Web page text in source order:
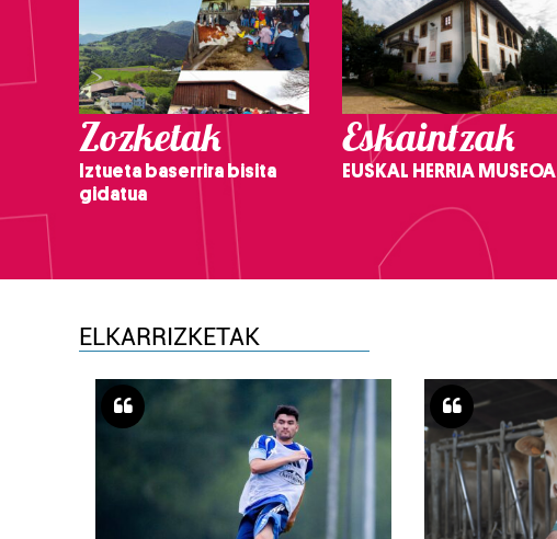
Zozketak
Iztueta baserrira bisita
gidatua
Eskaintzak
EUSKAL HERRIA MUSEOA
ELKARRIZKETAK